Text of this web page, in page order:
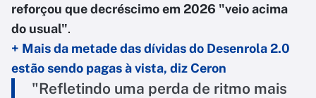
reforçou que decréscimo em 2026 "veio acima
do usual".
+ Mais da metade das dívidas do Desenrola 2.0
estão sendo pagas à vista, diz Ceron
"Refletindo uma perda de ritmo mais